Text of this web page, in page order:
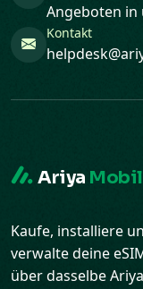
Angeboten in
Kontakt
Ariya
Kaufe, installiere
verwalte deine
über dasselbe